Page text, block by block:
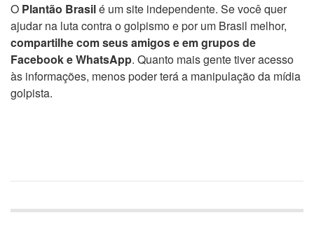
O Plantão Brasilé um site independente. Se você quer
ajudar na luta contra o golpismo e por um Brasil melhor,
compartilhe com seus amigos e em grupos de
Facebook e WhatsApp. Quanto mais gente tiver acesso
às informações, menos poder terá a manipulação da mídia
golpista.